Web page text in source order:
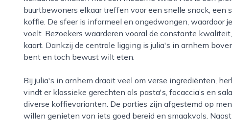
buurtbewoners elkaar treffen voor een snelle snack, een
koffie. De sfeer is informeel en ongedwongen, waardoor
voelt. Bezoekers waarderen vooral de constante
kaart. Dankzij de centrale ligging is julia's in arnhem
bent en toch bewust wilt eten.
Bij julia's in arnhem draait veel om verse ingrediënten, herkenbare recepten en efficiënte service. Je
vindt er klassieke gerechten als pasta's, focaccia’s en
diverse koffievarianten. De porties zijn afgestemd op
willen genieten van iets goed bereid en smaakvols.